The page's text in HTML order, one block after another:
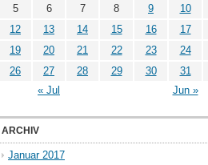
« Jul Jun »
5
6 7 8 9 10
12
13 14 15 16 17
19
20 21 22 23 24
26
27 28 29 30 31
ARCHIV
Januar 2017